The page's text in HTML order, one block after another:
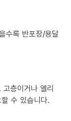
수록 반포장/용달
층이거나 엘리
수 있습니다.